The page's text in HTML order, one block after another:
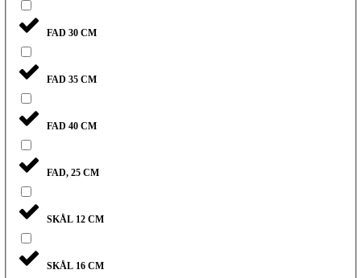
FAD 30 CM
FAD 35 CM
FAD 40 CM
FAD, 25 CM
SKÅL 12 CM
SKÅL 16 CM